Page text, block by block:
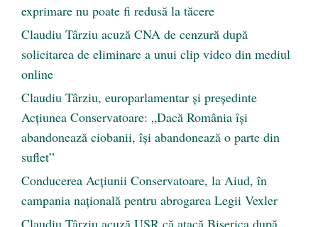
exprimare nu poate fi redusă la tăcere
Claudiu Târziu acuză CNA de cenzură după
solicitarea de eliminare a unui clip video din mediul
online
Claudiu Târziu, europarlamentar și președinte
Acțiunea Conservatoare: „Dacă România își
abandonează ciobanii, își abandonează o parte din
suflet”
Conducerea Acțiunii Conservatoare, la Aiud, în
campania națională pentru abrogarea Legii Vexler
Claudiu Târziu acuză USR că atacă Biserica după